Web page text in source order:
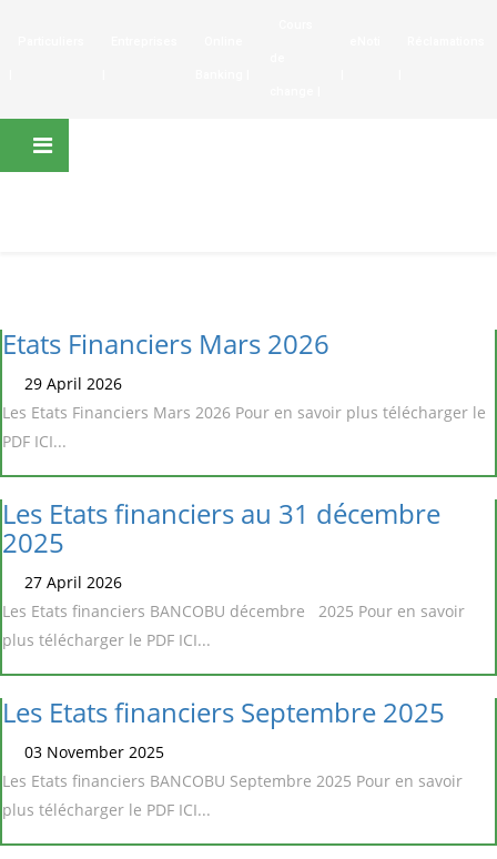
Etats Financiers Mars 2026
29 April 2026
Les Etats Financiers Mars 2026 Pour en savoir plus télécharger le
PDF ICI...
Les Etats financiers au 31 décembre
2025
27 April 2026
Les Etats financiers BANCOBU décembre 2025 Pour en savoir
plus télécharger le PDF ICI...
Les Etats financiers Septembre 2025
03 November 2025
Les Etats financiers BANCOBU Septembre 2025 Pour en savoir
plus télécharger le PDF ICI...